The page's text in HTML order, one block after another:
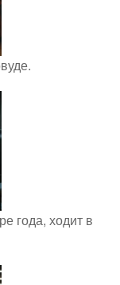
года, ходит в